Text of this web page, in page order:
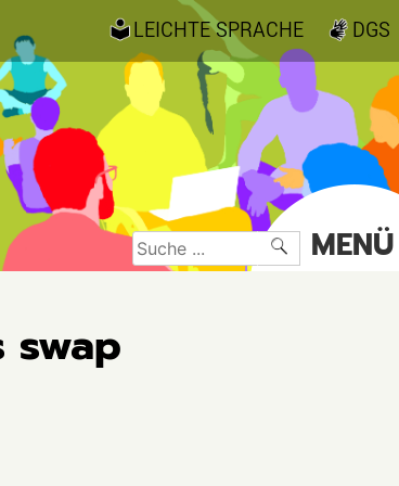
DGS
LEICHTE SPRACHE
Suche
nach:
MENÜ
swap